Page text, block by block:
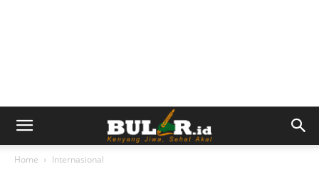
Home Internasional